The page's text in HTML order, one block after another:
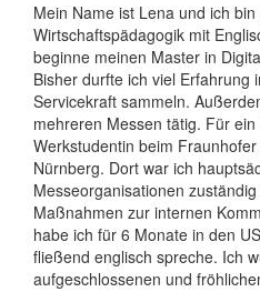
Mein Name ist Lena und ich
Wirtschaftspädagogik mit
beginne meinen Master in
Bisher durfte ich viel Erfahrung
Servicekraft sammeln.
mehreren Messen tätig. Für
Werkstudentin beim
Nürnberg. Dort war ich
Messeorganisationen
Maßnahmen zur internen
habe ich für 6 Monate in den
fließend englisch spreche. Ich
aufgeschlossenen und